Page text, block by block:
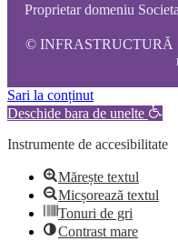
Proprietar domeniu
© INFRASTRUCTURĂ
Sari la conținut
Deschide bara de unelte
Instrumente de accesibilitate
Mărește textul
Micșorează textul
Tonuri de gri
Contrast mare